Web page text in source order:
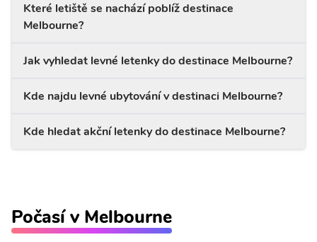
Které letiště se nachází poblíž destinace
Melbourne?
Jak vyhledat levné letenky do destinace Melbourne?
Kde najdu levné ubytování v destinaci Melbourne?
Kde hledat akční letenky do destinace Melbourne?
Počasí v Melbourne